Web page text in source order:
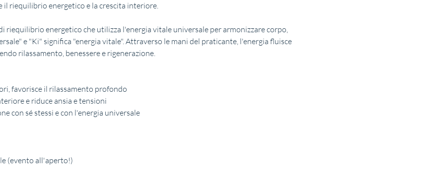
il riequilibrio energetico e la crescita interiore.
riequilibrio energetico che utilizza l'energia vitale universale per armonizzare corpo,
e "Ki" significa "energia vitale". Attraverso le mani del praticante, l'energia fluisce
rilassamento, benessere e rigenerazione.
favorisce il rilassamento profondo
e riduce ansia e tensioni
con sé stessi e con l'energia universale
(evento all'aperto!)